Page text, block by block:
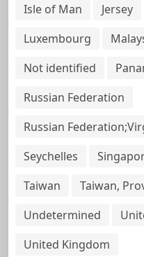
Isle of Man
Jersey
Luxembourg
Not identified
Russian Federation
Russian
Seychelles
Taiwan
Taiwan,
Undetermined
United Kingdom